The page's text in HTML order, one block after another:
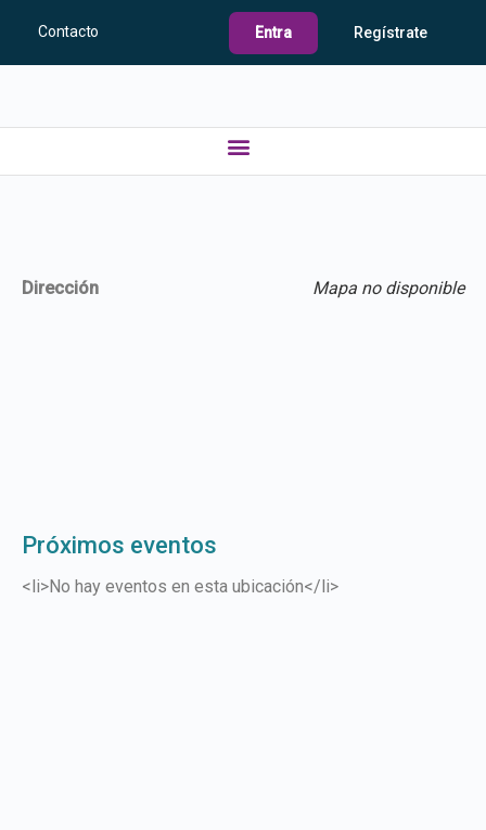
Contacto Entra Regístrate
Mapa no disponible
Dirección
Próximos eventos
<li>No hay eventos en esta ubicación</li>